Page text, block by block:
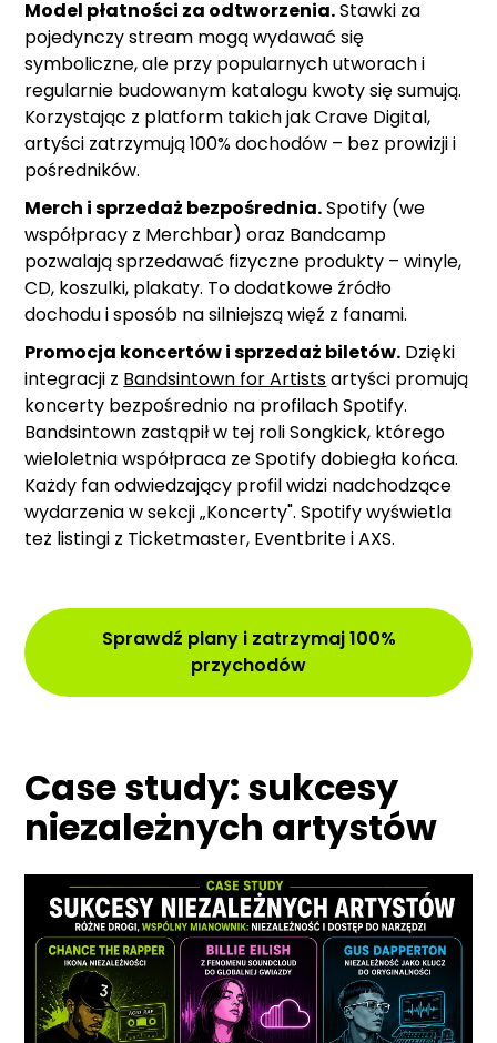
Model płatności za odtworzenia.Stawki za
pojedynczy stream mogą wydawać się
symboliczne, ale przy popularnych utworach i
regularnie budowanym katalogu kwoty się sumują.
Korzystając z platform takich jak Crave Digital,
artyści zatrzymują 100% dochodów – bez prowizji i
pośredników.
Merch i sprzedaż bezpośrednia.Spotify (we
współpracy z Merchbar) oraz Bandcamp
pozwalają sprzedawać fizyczne produkty – winyle,
CD, koszulki, plakaty. To dodatkowe źródło
dochodu i sposób na silniejszą więź z fanami.
Promocja koncertów i sprzedaż biletów. Dzięki
integracji z Bandsintown for Artistsartyści promują
koncerty bezpośrednio na profilach Spotify.
Bandsintown zastąpił w tej roli Songkick, którego
wieloletnia współpraca ze Spotify dobiegła końca.
Każdy fan odwiedzający profil widzi nadchodzące
wydarzenia w sekcji „Koncerty". Spotify wyświetla
też listingi z Ticketmaster, Eventbrite i AXS.
Sprawdź plany i zatrzymaj 100%
przychodów
Case study: sukcesy
niezależnych artystów